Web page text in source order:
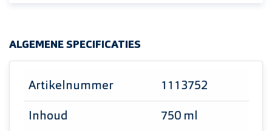
ALGEMENE SPECIFICATIES
Artikelnummer 1113752
Inhoud 750 ml